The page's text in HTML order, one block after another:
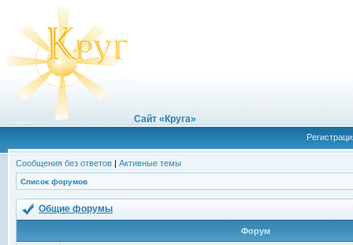
Сайт «Круга»
Сообщения без ответов | Активные темы
Список форумов
Общие форумы
Форум